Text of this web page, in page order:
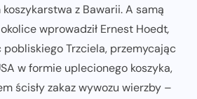
z Bawarii. A samą
wprowadził Ernest Hoedt,
pobliskiego Trzciela, przemycając
w formie uplecionego koszyka,
ścisły zakaz wywozu wierzby –